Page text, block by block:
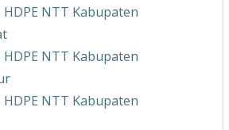
NTT Kabupaten
NTT Kabupaten
NTT Kabupaten